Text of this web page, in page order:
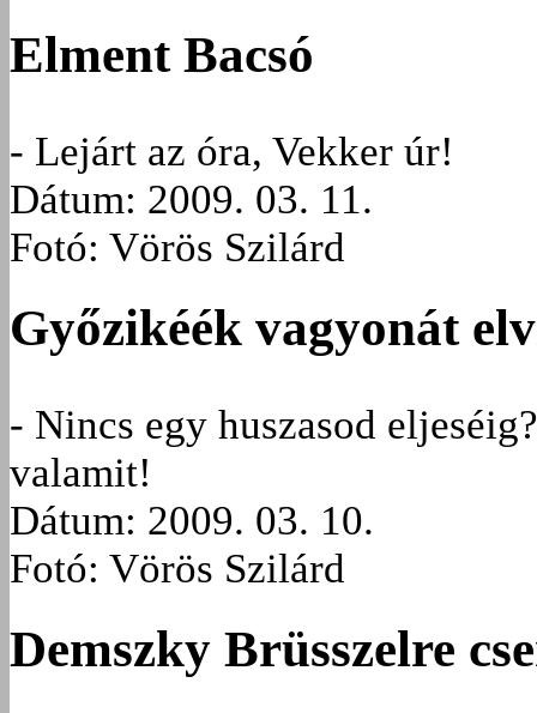
Elment Bacsó
- Lejárt az óra, Vekker úr!
Dátum: 2009. 03. 11.
Fotó: Vörös Szilárd
Győzikéék vagyonát
- Nincs egy huszasod
valamit!
Dátum: 2009. 03. 10.
Fotó: Vörös Szilárd
Demszky Brüsszelre